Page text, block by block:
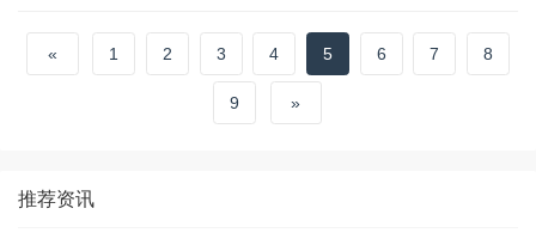
« 1 2 3 4 5 6 7 8
9 »
推荐资讯